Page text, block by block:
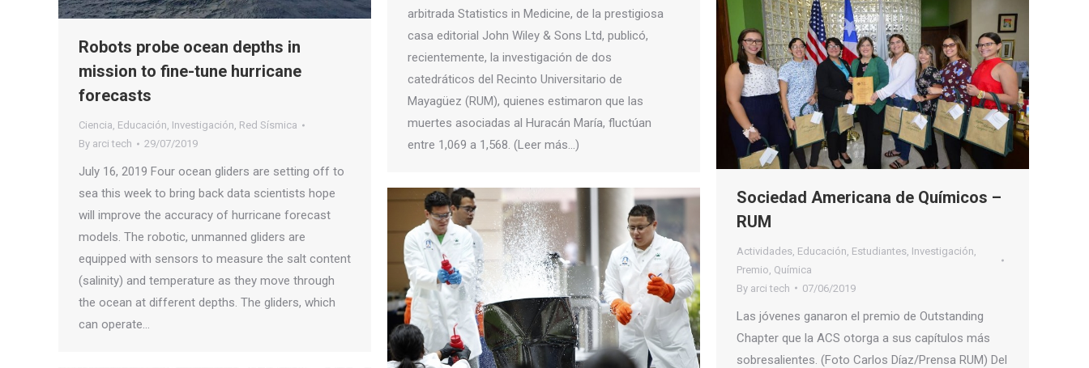
arbitrada Statistics in Medicine, de la prestigiosa
casa editorial John Wiley & Sons Ltd, publicó,
recientemente, la investigación de dos
catedráticos del Recinto Universitario de
Mayagüez (RUM), quienes estimaron que las
muertes asociadas al Huracán María, fluctúan
entre 1,069 a 1,568. (Leer más…)
Robots probe ocean depths in
mission to fine-tune hurricane
forecasts
Ciencia, Educación, Investigación, Red Sísmica
By arci tech 29/07/2019
July 16, 2019 Four ocean gliders are setting off to
sea this week to bring back data scientists hope
will improve the accuracy of hurricane forecast
models. The robotic, unmanned gliders are
equipped with sensors to measure the salt content
(salinity) and temperature as they move through
the ocean at different depths. The gliders, which
can operate…
Sociedad Americana de Químicos –
RUM
Actividades Educación Estudiantes Investigación
Premio Química
By arci tech 07/06/2019
Las jóvenes ganaron el premio de Outstanding
Chapter que la ACS otorga a sus capítulos más
sobresalientes. (Foto Carlos Díaz/Prensa RUM) Del